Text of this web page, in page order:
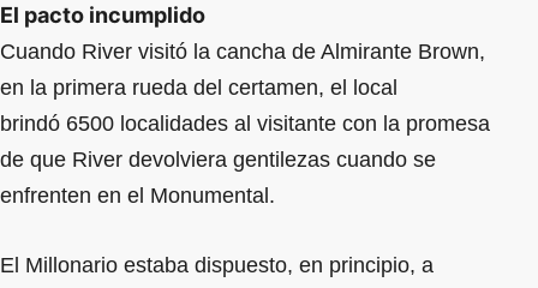
El pacto incumplido
Cuando River visitó la cancha de Almirante Brown,
en la primera rueda del certamen, el local
brindó 6500 localidades al visitante con la promesa
de que River devolviera gentilezas cuando se
enfrenten en el Monumental.
El Millonario estaba dispuesto, en principio, a